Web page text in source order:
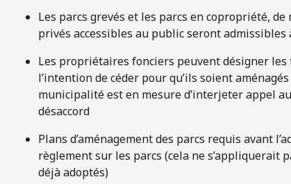
Les parcs grevés et les parcs en copropriété, de
privés accessibles au public seront
Les propriétaires fonciers peuvent désigner les
l’intention de céder pour qu’ils soient
municipalité est en mesure d’interjeter appel
désaccord
Plans d’aménagement des parcs requis avant
règlement sur les parcs (cela ne s’appliquerait
déjà adoptés)